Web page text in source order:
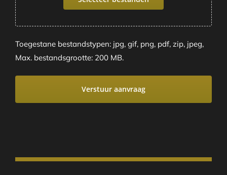
Toegestane bestandstypen: jpg, gif, png, pdf, zip, jpeg,
Max. bestandsgrootte: 200 MB.